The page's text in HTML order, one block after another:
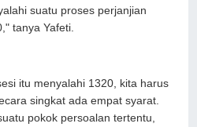
suatu proses perjanjian
tanya Yafeti.
itu menyalahi 1320, kita harus
singkat ada empat syarat.
pokok persoalan tertentu,